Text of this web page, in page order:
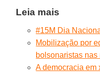
Leia mais
#15M Dia
Mobilização por
bolsonaristas nas
A democracia em